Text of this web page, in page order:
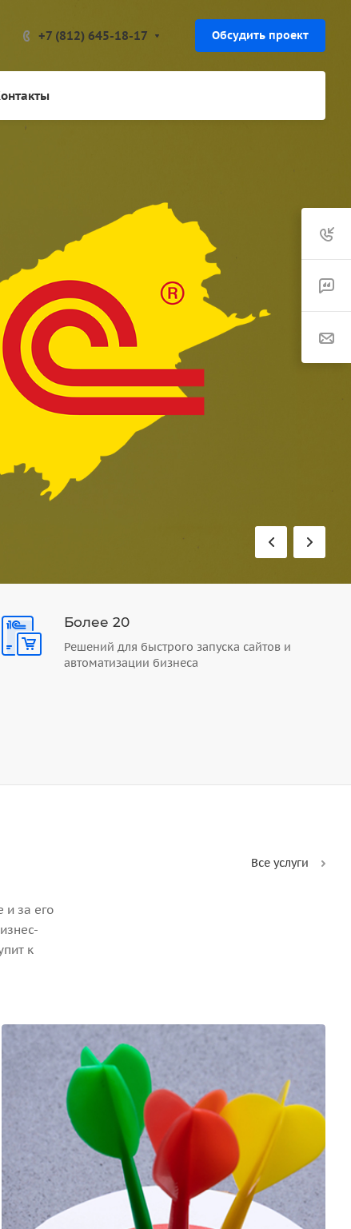
+7 (812) 645-18-17 Обсудить проект
Более 20
Решений для быстрого запуска сайтов и
автоматизации бизнеса
Все услуги
и за его
к